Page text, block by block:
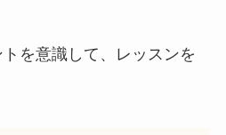
を意識して、レッスンを